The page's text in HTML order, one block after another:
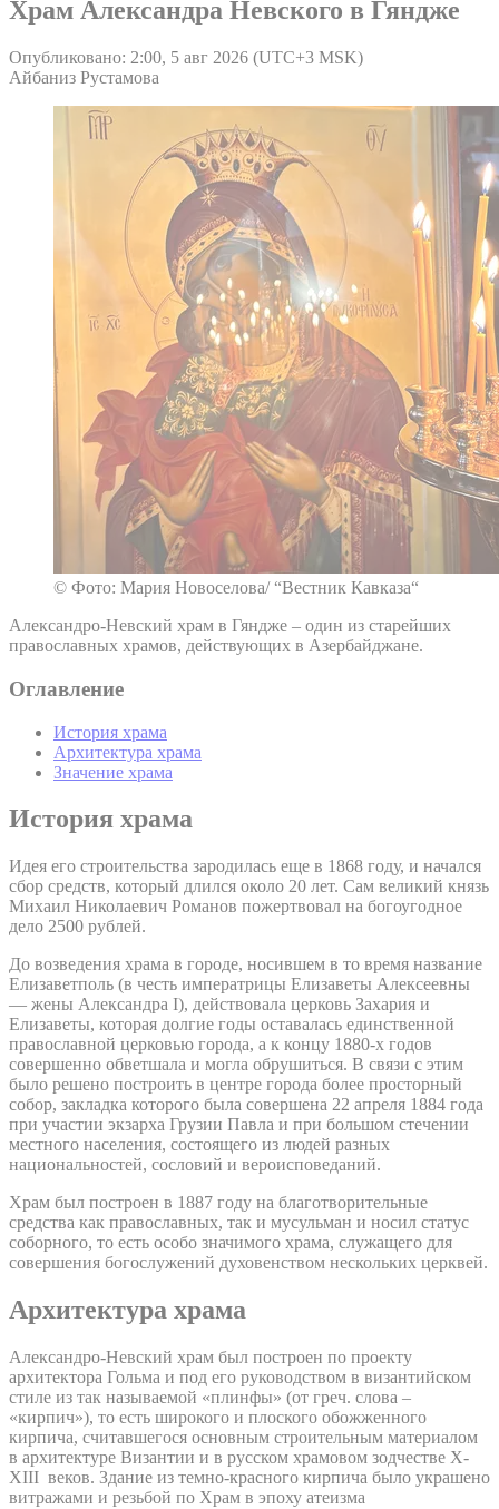
Храм Александра Невского в Гяндже
Опубликовано: 2:00, 5 авг 2026 (UTC+3 MSK)
Айбаниз Рустамова
© Фото: Мария Новоселова/ “Вестник Кавказа“
Александро-Невский храм в Гяндже – один из старейших
православных храмов, действующих в Азербайджане.
Оглавление
История храма
Архитектура храма
Значение храма
История храма
Идея его строительства зародилась еще в 1868 году, и начался
сбор средств, который длился около 20 лет. Сам великий князь
Михаил Николаевич Романов пожертвовал на богоугодное
дело 2500 рублей.
До возведения храма в городе, носившем в то время название
Елизаветполь (в честь императрицы Елизаветы Алексеевны
— жены Александра I), действовала церковь Захария и
Елизаветы, которая долгие годы оставалась единственной
православной церковью города, а к концу 1880-х годов
совершенно обветшала и могла обрушиться. В связи с этим
было решено построить в центре города более просторный
собор, закладка которого была совершена 22 апреля 1884 года
при участии экзарха Грузии Павла и при большом стечении
местного населения, состоящего из людей разных
национальностей, сословий и вероисповеданий.
Храм был построен в 1887 году на благотворительные
средства как православных, так и мусульман и носил статус
соборного, то есть особо значимого храма, служащего для
совершения богослужений духовенством нескольких церквей.
Архитектура храма
Александро-Невский храм был построен по проекту
архитектора Гольма и под его руководством в византийском
стиле из так называемой «плинфы» (от греч. слова –
«кирпич»), то есть широкого и плоского обожженного
кирпича, считавшегося основным строительным материалом
в архитектуре Византии и в русском храмовом зодчестве X-
XIII веков. Здание из темно-красного кирпича было украшено
витражами и резьбой по Храм в эпоху атеизма